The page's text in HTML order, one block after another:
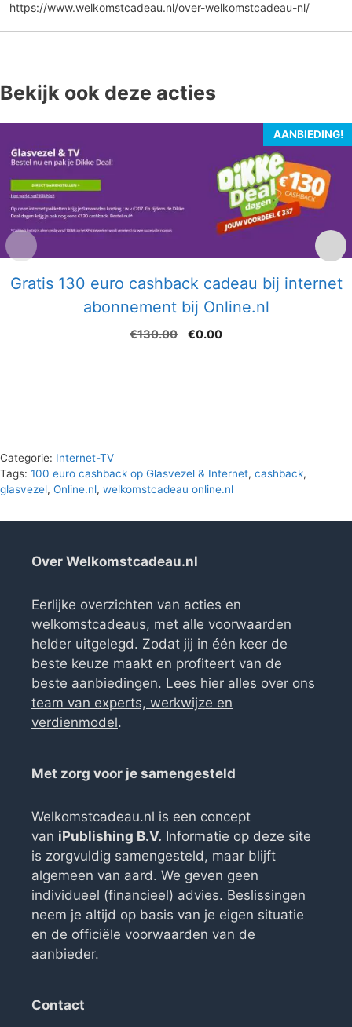
https://www.welkomstcadeau.nl/over-welkomstcadeau-nl/
Bekijk ook deze acties
AANBIEDING!
Gratis 130 euro cashback cadeau bij internet
abonnement bij Online.nl
€130.00
Oorspronkelijke
€0.00Huidige
Categorie: Internet-TV
Tags: 100 euro cashback op Glasvezel & Internet, cashback,
glasvezel, Online.nl, welkomstcadeau online.nl
Over Welkomstcadeau.nl
Eerlijke overzichten van acties en
welkomstcadeaus, met alle voorwaarden
helder uitgelegd. Zodat jij in één keer de
beste keuze maakt en profiteert van de
beste aanbiedingen. Lees hier alles over ons
team van experts, werkwijze en
verdienmodel.
Met zorg voor je samengesteld
Welkomstcadeau.nl is een concept
van iPublishing B.V. Informatie op deze site
is zorgvuldig samengesteld, maar blijft
algemeen van aard. We geven geen
individueel (financieel) advies. Beslissingen
neem je altijd op basis van je eigen situatie
en de officiële voorwaarden van de
aanbieder.
Contact